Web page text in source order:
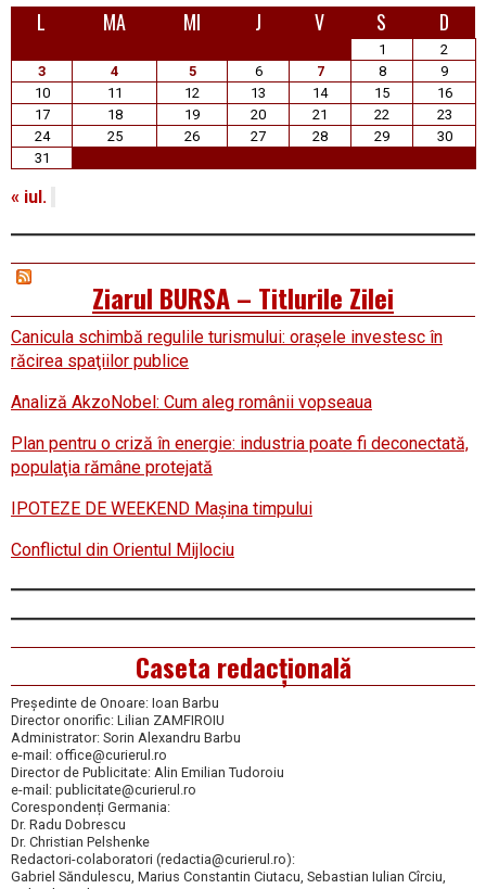
L MA MI J V S D
1
2
3
4 5 6 7 8
9
10
11 12 13 14 15
16
17
18 19 20 21 22
23
24
25 26 27 28 29
30
31
« iul.
Ziarul BURSA – Titlurile Zilei
Canicula schimbă regulile turismului: oraşele investesc în
răcirea spaţiilor publice
Analiză AkzoNobel: Cum aleg românii vopseaua
Plan pentru o criză în energie: industria poate fi deconectată,
populaţia rămâne protejată
IPOTEZE DE WEEKEND Maşina timpului
Conflictul din Orientul Mijlociu
Caseta redacțională
Președinte de Onoare: Ioan Barbu
Director onorific: Lilian ZAMFIROIU
Administrator: Sorin Alexandru Barbu
e-mail: office@curierul.ro
Director de Publicitate: Alin Emilian Tudoroiu
e-mail: publicitate@curierul.ro
Corespondenți Germania:
Dr. Radu Dobrescu
Dr. Christian Pelshenke
Redactori-colaboratori (redactia@curierul.ro):
Gabriel Săndulescu, Marius Constantin Ciutacu, Sebastian Iulian Cîrciu,